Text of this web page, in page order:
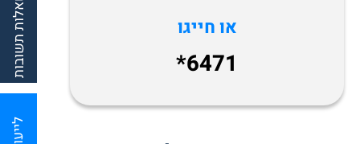
שאלות תשובות או חייגו
*6471